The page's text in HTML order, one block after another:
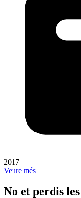
2017
Veure més
No et perdis